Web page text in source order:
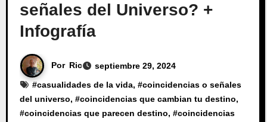
señales del Universo? +
Infografía
Por Ric
septiembre 29, 2024
#casualidades de la vida, #coincidencias o señales
del universo, #coincidencias que cambian tu destino,
#coincidencias que parecen destino, #coincidencias